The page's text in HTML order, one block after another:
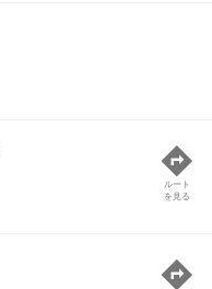
ルート
を見る